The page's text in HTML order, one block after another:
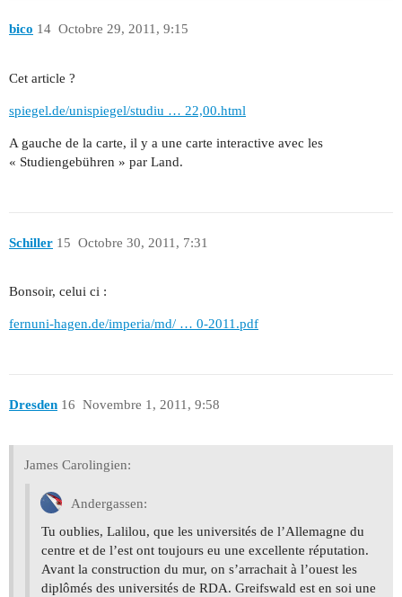
bico Octobre 29, 2011, 9:15
14
Cet article ?
spiegel.de/unispiegel/studiu … 22,00.html
A gauche de la carte, il y a une carte interactive avec les
« Studiengebühren » par Land.
Schiller Octobre 30, 2011, 7:31
15
Bonsoir, celui ci :
fernuni-hagen.de/imperia/md/ … 0-2011.pdf
Dresden Novembre 1, 2011, 9:58
16
James Carolingien:
Andergassen:
Tu oublies, Lalilou, que les universités de l’Allemagne du
centre et de l’est ont toujours eu une excellente réputation.
Avant la construction du mur, on s’arrachait à l’ouest les
diplômés des universités de RDA. Greifswald est en soi une